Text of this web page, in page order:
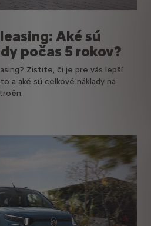
Aké sú
počas 5 rokov?
Zistite, či je pre vás lepší
a aké sú celkové náklady na